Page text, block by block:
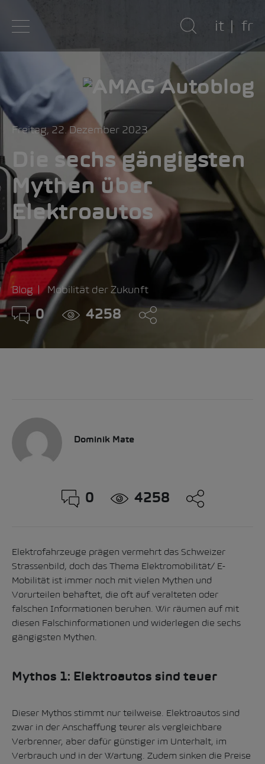
it fr
Freitag, 22. Dezember 2023
Die sechs gängigsten
Mythen über
Elektroautos
Blog Mobilität der Zukunft
0 4258
Dominik Mate
0 4258
Elektrofahrzeuge prägen vermehrt das Schweizer
Strassenbild, doch das Thema Elektromobilität/ E-
Mobilität ist immer noch mit vielen Mythen und
Vorurteilen behaftet, die oft auf veralteten oder
falschen Informationen beruhen. Wir räumen auf mit
diesen Falschinformationen und widerlegen die sechs
gängigsten Mythen.
Mythos 1: Elektroautos sind teuer
Dieser Mythos stimmt nur teilweise. Elektroautos sind
zwar in der Anschaffung teurer als vergleichbare
Verbrenner, aber dafür günstiger im Unterhalt, im
Verbrauch und in der Wartung. Zudem sinken die Preise